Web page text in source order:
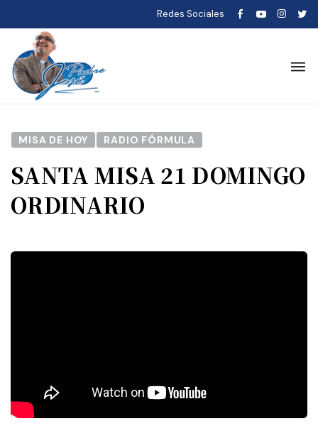
Redes Sociales
MISA DE HOY RADIO FÓRMULA
SANTA MISA 21 DOMINGO
ORDINARIO